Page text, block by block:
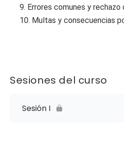
9. Errores comunes y rechazo
10. Multas y consecuencias
Sesiones del curso
Sesión I